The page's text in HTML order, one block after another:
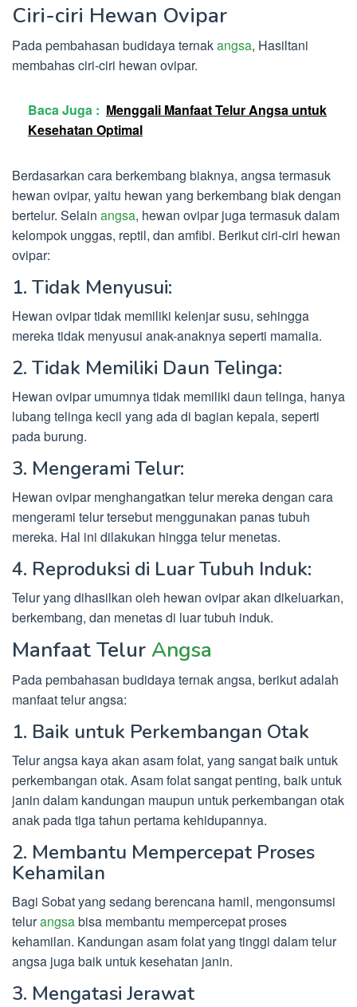
Ciri-ciri Hewan Ovipar
Pada pembahasan budidaya ternakangsa, Hasiltani
membahas ciri-ciri hewan ovipar.
Baca Juga : Menggali Manfaat Telur Angsa untuk
Kesehatan Optimal
Berdasarkan cara berkembang biaknya, angsa termasuk
hewan ovipar, yaitu hewan yang berkembang biak dengan
bertelur. Selain angsa, hewan ovipar juga termasuk dalam
kelompok unggas, reptil, dan amfibi. Berikut ciri-ciri hewan
ovipar:
1. Tidak Menyusui:
Hewan ovipar tidak memiliki kelenjar susu, sehingga
mereka tidak menyusui anak-anaknya seperti mamalia.
2. Tidak Memiliki Daun Telinga:
Hewan ovipar umumnya tidak memiliki daun telinga, hanya
lubang telinga kecil yang ada di bagian kepala, seperti
pada burung.
3. Mengerami Telur:
Hewan ovipar menghangatkan telur mereka dengan cara
mengerami telur tersebut menggunakan panas tubuh
mereka. Hal ini dilakukan hingga telur menetas.
4. Reproduksi di Luar Tubuh Induk:
Telur yang dihasilkan oleh hewan ovipar akan dikeluarkan,
berkembang, dan menetas di luar tubuh induk.
Manfaat Telur Angsa
Pada pembahasan budidaya ternak angsa, berikut adalah
manfaat telur angsa:
1. Baik untuk Perkembangan Otak
Telur angsa kaya akan asam folat, yang sangat baik untuk
perkembangan otak. Asam folat sangat penting, baik untuk
janin dalam kandungan maupun untuk perkembangan otak
anak pada tiga tahun pertama kehidupannya.
2. Membantu Mempercepat Proses
Kehamilan
Bagi Sobat yang sedang berencana hamil, mengonsumsi
telurangsabisa membantu mempercepat proses
kehamilan. Kandungan asam folat yang tinggi dalam telur
angsa juga baik untuk kesehatan janin.
3. Mengatasi Jerawat